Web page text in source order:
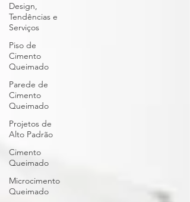
Design,
Tendências e
Serviços
Piso de
Cimento
Queimado
Parede de
Cimento
Queimado
Projetos de
Alto Padrão
Cimento
Queimado
Microcimento
Queimado